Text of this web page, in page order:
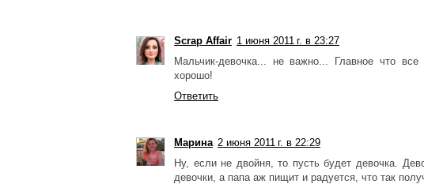
Scrap Affair 1 июня 2011 г. в 23:27
Мальчик-девочка... не важно... Главное что
хорошо!
Ответить
Марина 2 июня 2011 г. в 22:29
Ну, если не двойня, то пусть будет девочка.
девочки, а папа аж пищит и радуется, что так